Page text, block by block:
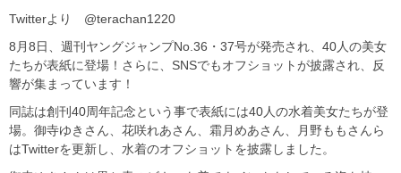
Twitterより @terachan1220
8月8日、週刊ヤングジャンプNo.36・37号が発売され、40人の美女
たちが表紙に登場！さらに、SNSでもオフショットが披露され、反
響が集まっています！
同誌は創刊40周年記念という事で表紙には40人の水着美女たちが登
場。御寺ゆきさん、花咲れあさん、霜月めあさん、月野ももさんら
はTwitterを更新し、水着のオフショットを披露しました。